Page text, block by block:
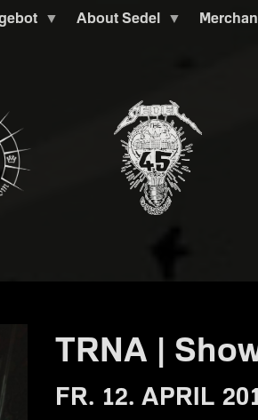
About Sedel
TRNA |
FR. 12. APRIL